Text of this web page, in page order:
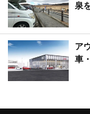
泉
ア
車